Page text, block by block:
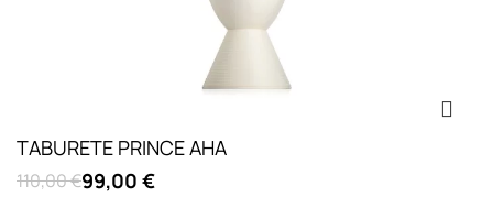
TABURETE PRINCE AHA
110,00 €99,00 €